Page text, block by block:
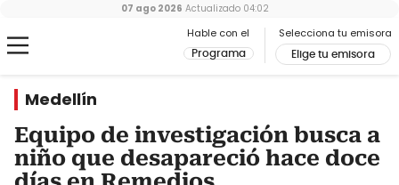
Hable con el
Programa
Selecciona tu emisora
Elige tu emisora
07 ago 2026 Actualizado 04:02
Medellín
Equipo de investigación busca a
niño que desapareció hace doce